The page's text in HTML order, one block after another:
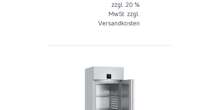
zzgl. 20 %
MwSt. zzgl.
Versandkosten